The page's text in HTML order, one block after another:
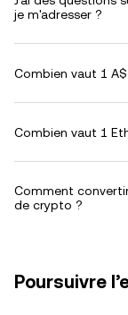
je m'adresser ?
Combien vaut 1
Combien vaut 1
Comment
de crypto ?
Poursuivre